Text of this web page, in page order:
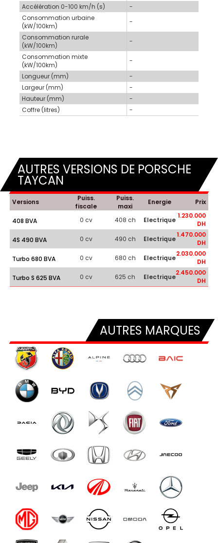
Accélération 0-100 km/h (s)
-
Consommation urbaine
(kW/100km)
-
Consommation rurale
(kW/100km)
-
Consommation mixte
(kW/100km)
-
Longueur (mm)
-
Largeur (mm)
-
Hauteur (mm)
-
Coffre (litres)
-
AUTRES VERSIONS DE PORSCHE
TAYCAN
Versions
Puiss.
fiscale
Puiss.
maxi
Energie Prix
408 BVA 0 cv 408 ch Electrique
1.230.000
DH
4S 490 BVA
0 cv 490 ch Electrique
1.470.000
DH
Turbo 680 BVA
0 cv 680 ch Electrique
2.030.000
DH
Turbo S 625 BVA
0 cv 625 ch Electrique
2.450.000
DH
AUTRES MARQUES